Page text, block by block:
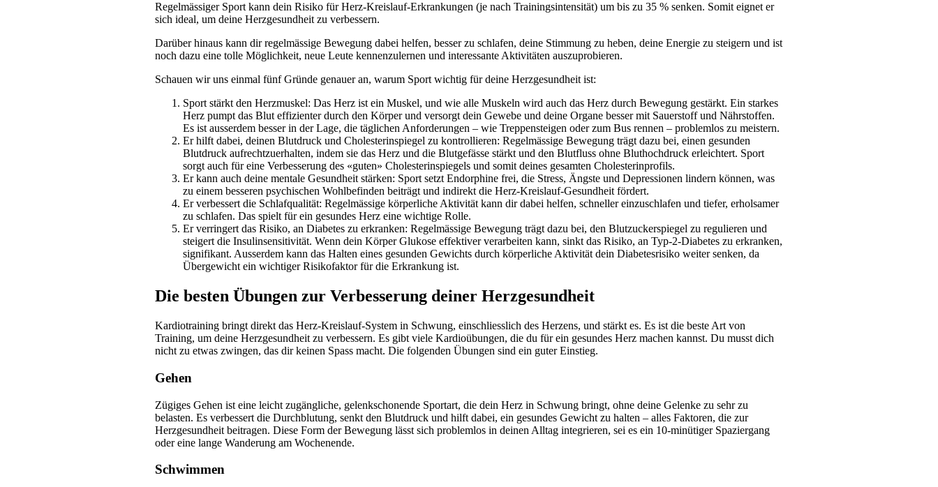
Regelmässiger Sport kann dein Risiko für Herz-Kreislauf-Erkrankungen (je nach Trainingsintensität) um bis zu 35 % senken. Somit eignet er
sich ideal, um deine Herzgesundheit zu verbessern.
Darüber hinaus kann dir regelmässige Bewegung dabei helfen, besser zu schlafen, deine Stimmung zu heben, deine Energie zu steigern und ist
noch dazu eine tolle Möglichkeit, neue Leute kennenzulernen und interessante Aktivitäten auszuprobieren.
Schauen wir uns einmal fünf Gründe genauer an, warum Sport wichtig für deine Herzgesundheit ist:
Sport stärkt den Herzmuskel: Das Herz ist ein Muskel, und wie alle Muskeln wird auch das Herz durch Bewegung gestärkt. Ein starkes
Herz pumpt das Blut effizienter durch den Körper und versorgt dein Gewebe und deine Organe besser mit Sauerstoff und Nährstoffen.
Es ist ausserdem besser in der Lage, die täglichen Anforderungen – wie Treppensteigen oder zum Bus rennen – problemlos zu meistern.
Er hilft dabei, deinen Blutdruck und Cholesterinspiegel zu kontrollieren: Regelmässige Bewegung trägt dazu bei, einen gesunden
Blutdruck aufrechtzuerhalten, indem sie das Herz und die Blutgefässe stärkt und den Blutfluss ohne Bluthochdruck erleichtert. Sport
sorgt auch für eine Verbesserung des «guten» Cholesterinspiegels und somit deines gesamten Cholesterinprofils.
Er kann auch deine mentale Gesundheit stärken: Sport setzt Endorphine frei, die Stress, Ängste und Depressionen lindern können, was
zu einem besseren psychischen Wohlbefinden beiträgt und indirekt die Herz-Kreislauf-Gesundheit fördert.
Er verbessert die Schlafqualität: Regelmässige körperliche Aktivität kann dir dabei helfen, schneller einzuschlafen und tiefer, erholsamer
zu schlafen. Das spielt für ein gesundes Herz eine wichtige Rolle.
Er verringert das Risiko, an Diabetes zu erkranken: Regelmässige Bewegung trägt dazu bei, den Blutzuckerspiegel zu regulieren und
steigert die Insulinsensitivität. Wenn dein Körper Glukose effektiver verarbeiten kann, sinkt das Risiko, an Typ-2-Diabetes zu erkranken,
signifikant. Ausserdem kann das Halten eines gesunden Gewichts durch körperliche Aktivität dein Diabetesrisiko weiter senken, da
Übergewicht ein wichtiger Risikofaktor für die Erkrankung ist.
Die besten Übungen zur Verbesserung deiner Herzgesundheit
Kardiotraining bringt direkt das Herz-Kreislauf-System in Schwung, einschliesslich des Herzens, und stärkt es. Es ist die beste Art von
Training, um deine Herzgesundheit zu verbessern. Es gibt viele Kardioübungen, die du für ein gesundes Herz machen kannst. Du musst dich
nicht zu etwas zwingen, das dir keinen Spass macht. Die folgenden Übungen sind ein guter Einstieg.
Gehen
Zügiges Gehen ist eine leicht zugängliche, gelenkschonende Sportart, die dein Herz in Schwung bringt, ohne deine Gelenke zu sehr zu
belasten. Es verbessert die Durchblutung, senkt den Blutdruck und hilft dabei, ein gesundes Gewicht zu halten – alles Faktoren, die zur
Herzgesundheit beitragen. Diese Form der Bewegung lässt sich problemlos in deinen Alltag integrieren, sei es ein 10-minütiger Spaziergang
oder eine lange Wanderung am Wochenende.
Schwimmen